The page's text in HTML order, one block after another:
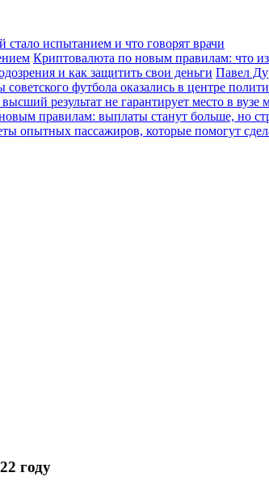
испытанием и что говорят врачи
Криптовалюта по новым правилам: что
и как защитить свои деньги Павел
футбола оказались в центре
результат не гарантирует место в вузе
правилам: выплаты станут больше, но
опытных пассажиров, которые помогут
году